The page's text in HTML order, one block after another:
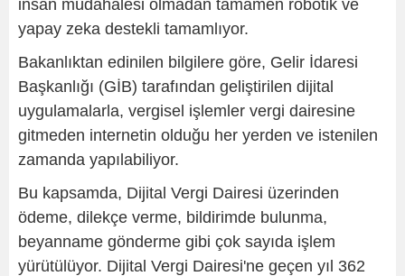
insan müdahalesi olmadan tamamen robotik ve
yapay zeka destekli tamamlıyor.
Bakanlıktan edinilen bilgilere göre, Gelir İdaresi
Başkanlığı (GİB) tarafından geliştirilen dijital
uygulamalarla, vergisel işlemler vergi dairesine
gitmeden internetin olduğu her yerden ve istenilen
zamanda yapılabiliyor.
Bu kapsamda, Dijital Vergi Dairesi üzerinden
ödeme, dilekçe verme, bildirimde bulunma,
beyanname gönderme gibi çok sayıda işlem
yürütülüyor. Dijital Vergi Dairesi'ne geçen yıl 362